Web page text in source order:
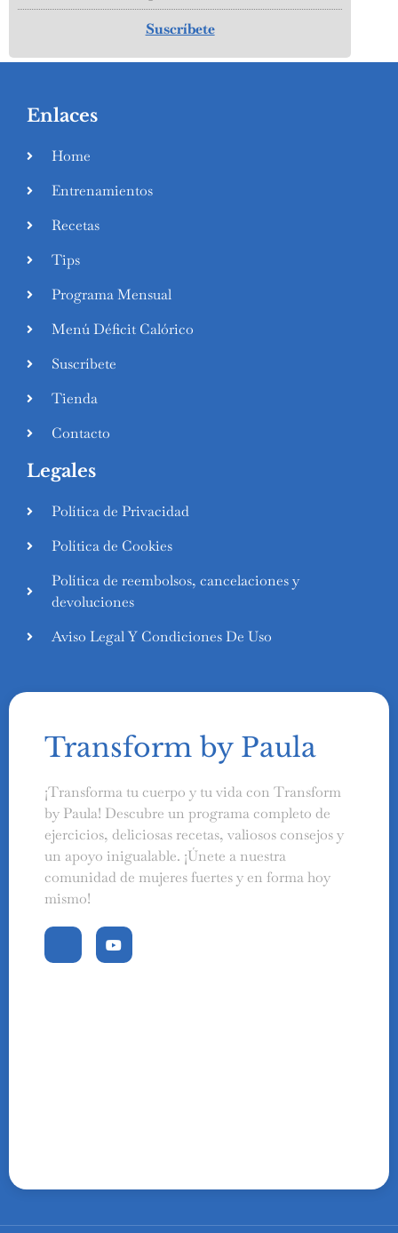
Suscríbete
Enlaces
Home
Entrenamientos
Recetas
Tips
Programa Mensual
Menú Déficit Calórico
Suscríbete
Tienda
Contacto
Legales
Política de Privacidad
Política de Cookies
Política de reembolsos, cancelaciones y
devoluciones
Aviso Legal Y Condiciones De Uso
Transform by Paula
¡Transforma tu cuerpo y tu vida con Transform
by Paula! Descubre un programa completo de
ejercicios, deliciosas recetas, valiosos consejos y
un apoyo inigualable. ¡Únete a nuestra
comunidad de mujeres fuertes y en forma hoy
mismo!